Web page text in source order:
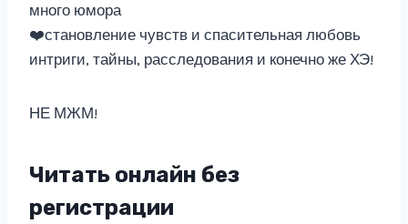
много юмора
❤️становление чувств и спасительная любовь
интриги, тайны, расследования и конечно же ХЭ!
НЕ МЖМ!
Читать онлайн без
регистрации